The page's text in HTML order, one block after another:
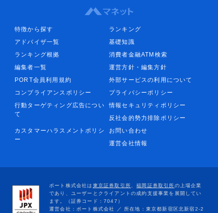
特徴から探す
ランキング
アドバイザ一覧
基礎知識
ランキング根拠
消費者金融ATM検索
編集者一覧
運営方針・編集方針
PORT会員利用規約
外部サービスの利用について
コンプライアンスポリシー
プライバシーポリシー
行動ターゲティング広告につい
て
情報セキュリティポリシー
反社会的勢力排除ポリシー
カスタマーハラスメントポリシ
ー
お問い合わせ
運営会社情報